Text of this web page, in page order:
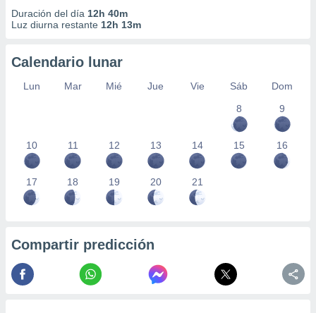
Duración del día 12h 40m
Luz diurna restante 12h 13m
Calendario lunar
Lun Mar Mié Jue Vie Sáb
Dom
8
9
10 11 12 13 14 15 16
17 18 19 20 21
Compartir predicción